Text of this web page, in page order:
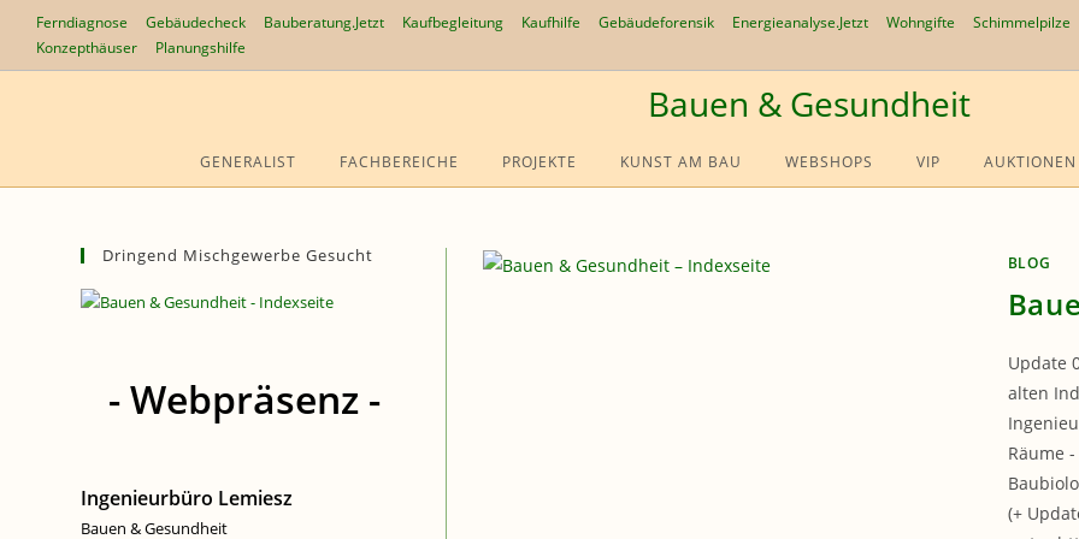
Inhalt
springen
Ferndiagnose Gebäudecheck Bauberatung.Jetzt Kaufbegleitung Kaufhilfe Gebäudeforensik Energieanalyse.Jetzt Wohngifte
Schimmelpilze
Konzepthäuser
Planungshilfe
Bauen & Gesundheit
GENERALIST FACHBEREICHE PROJEKTE KUNST AM BAU WEBSHOPS VIP AUKTIONEN
Dringend Mischgewerbe Gesucht
- Webpräsenz -
Ingenieurbüro Lemiesz
Bauen & Gesundheit
BLOG
Update
alten
Räume
(+